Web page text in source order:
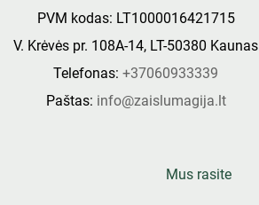
PVM kodas: LT1000016421715
V. Krėvės pr. 108A-14, LT-50380 Kaunas
Telefonas: +37060933339
Paštas: info@zaislumagija.lt
Mus rasite